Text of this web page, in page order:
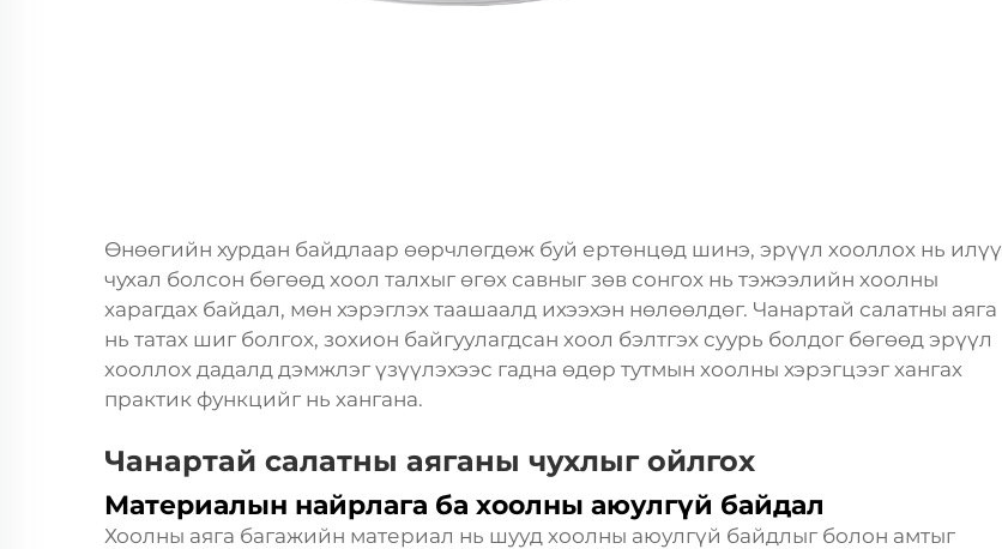
Өнөөгийн хурдан байдлаар өөрчлөгдөж буй ертөнцөд шинэ, эрүүл хооллох нь илүү
чухал болсон бөгөөд хоол талхыг өгөх савныг зөв сонгох нь тэжээлийн хоолны
харагдах байдал, мөн хэрэглэх таашаалд ихээхэн нөлөөлдөг. Чанартай салатны аяга
нь татах шиг болгох, зохион байгуулагдсан хоол бэлтгэх суурь болдог бөгөөд эрүүл
хооллох дадалд дэмжлэг үзүүлэхээс гадна өдөр тутмын хоолны хэрэгцээг хангах
практик функцийг нь хангана.
Чанартай салатны аяганы чухлыг ойлгох
Материалын найрлага ба хоолны аюулгүй байдал
Хоолны аяга багажийн материал нь шууд хоолны аюулгүй байдлыг болон амтыг